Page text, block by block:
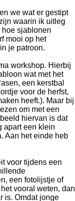
we wat er gestipt
waarin ik uitleg
sjablonen
mooi op het
je patroon.
workshop. Hierbij
wat met het
een kerstbal
voor de herfst,
heeft.). Maar bij
om met een
hiervan is dat
apart een klein
Aan het einde heb
voor tijdens een
een fotolijstje of
vooral weten, dan
is. Omdat jonge